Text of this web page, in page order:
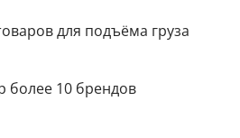
для подъёма груза
более 10 брендов